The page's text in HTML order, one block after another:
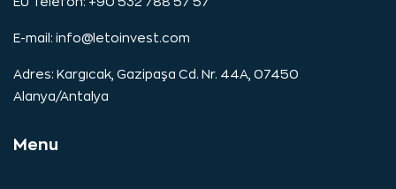
E-mail: info@letoinvest.com
Adres: Kargıcak, Gazipaşa Cd. Nr. 44A, 07450
Alanya/Antalya
Menu